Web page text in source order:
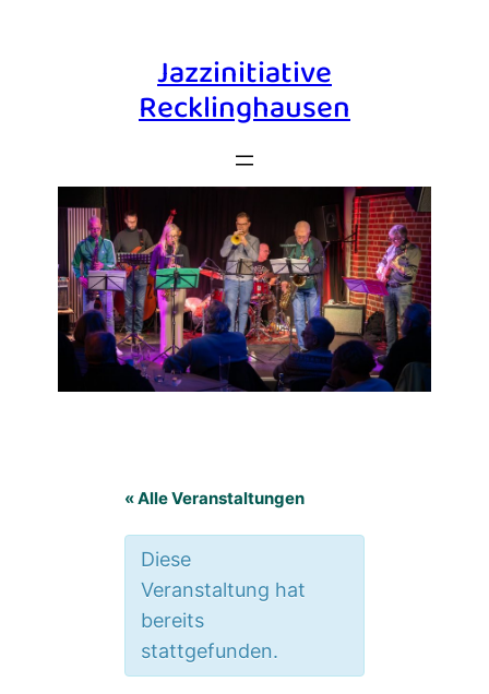
Jazzinitiative
Recklinghausen
« Alle Veranstaltungen
Diese
Veranstaltung hat
bereits
stattgefunden.